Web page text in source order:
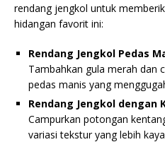
rendang jengkol untuk
hidangan favorit ini:
Rendang Jengkol Pedas
Tambahkan gula merah dan
pedas manis yang
Rendang Jengkol dengan
Campurkan potongan
variasi tekstur yang lebih